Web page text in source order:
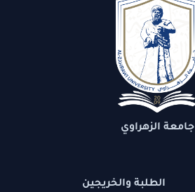
جامعة الزهراوي
الطلبة والخريجين